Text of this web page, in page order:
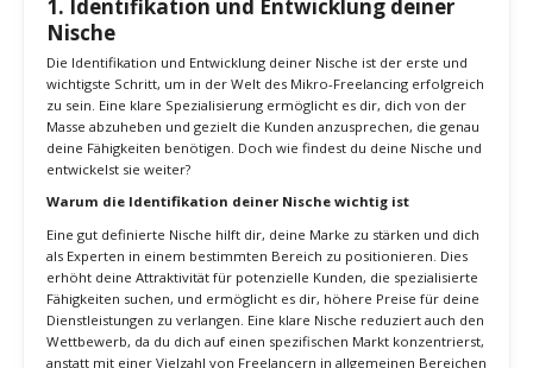
Welt des Mikro-Freelancing erfolgreich zu sein. Durch die
Implementierung dieser Ansätze kannst du nicht nur deine
Wettbewerbsfähigkeit steigern, sondern auch dein Einkommen
maximieren und deine Karriere als spezialisierter Freelancer
vorantreiben.
1. Identifikation und Entwicklung deiner
Nische
Die Identifikation und Entwicklung deiner Nische ist der erste und
wichtigste Schritt, um in der Welt des Mikro-Freelancing erfolgreich
zu sein. Eine klare Spezialisierung ermöglicht es dir, dich von der
Masse abzuheben und gezielt die Kunden anzusprechen, die genau
deine Fähigkeiten benötigen. Doch wie findest du deine Nische und
entwickelst sie weiter?